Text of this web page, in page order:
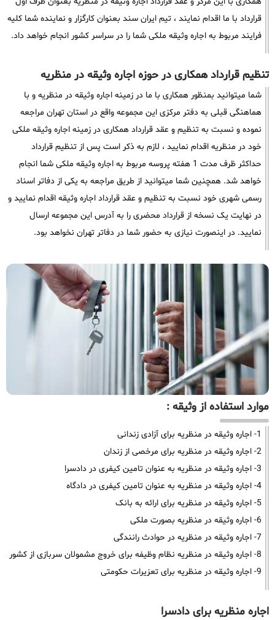
قرارداد با ما اقدام نمایند ، تیم ایران سند بعنوان کارگزار و نماینده شما کلیه
فرایند مربوط به اجاره وثیقه ملکی شما را در سراسر کشور انجام خواهد داد.
تنظیم قرارداد همکاری در حوزه اجاره وثیقه در منظریه
شما میتوانید بمنظور همکاری با ما در زمینه اجاره وثیقه در منظریه و با
هماهنگی قبلی به دفتر مرکزی این مجموعه واقع در استان تهران مراجعه
نموده و نسبت به تنظیم و عقد قرارداد همکاری در زمینه اجاره وثیقه ملکی
خود در منظریه اقدام نمایید ، لازم به ذکر است پس از تنظیم قرارداد
حداکثر ظرف مدت 1 هفته پروسه مربوط به اجاره وثیقه ملکی شما انجام
خواهد شد. همچنین شما میتوانید از طریق مراجعه به یکی از دفاتر اسناد
رسمی شهری خود نسبت به تنظیم و عقد قرارداد اجاره وثیقه اقدام نمایید و
در نهایت یک نسخه از قرارداد محضری را به آدرس این مجموعه ارسال
نمایید. در اینصورت نیازی به حضور شما در دفاتر تهران نخواهد بود.
موارد استفاده از وثیقه :
1- اجاره وثیقه در منظریه برای آزادی زندانی
2- اجاره وثیقه در منظریه برای مرخصی از زندان
3- اجاره وثیقه در منظریه به عنوان تامین کیفری در دادسرا
4- اجاره وثیقه در منظریه به عنوان تامین کیفری در دادگاه
5- اجاره وثیقه در منظریه برای ارائه به بانک
6- اجاره وثیقه در منظریه بصورت ملکی
7- اجاره وثیقه در منظریه در حوادث رانندگی
8- اجاره وثیقه در منظریه نظام وظیفه برای خروج مشمولان سربازی از کشور
9- اجاره وثیقه در منظریه برای تعزیرات حکومتی
اجاره منظریه برای دادسرا